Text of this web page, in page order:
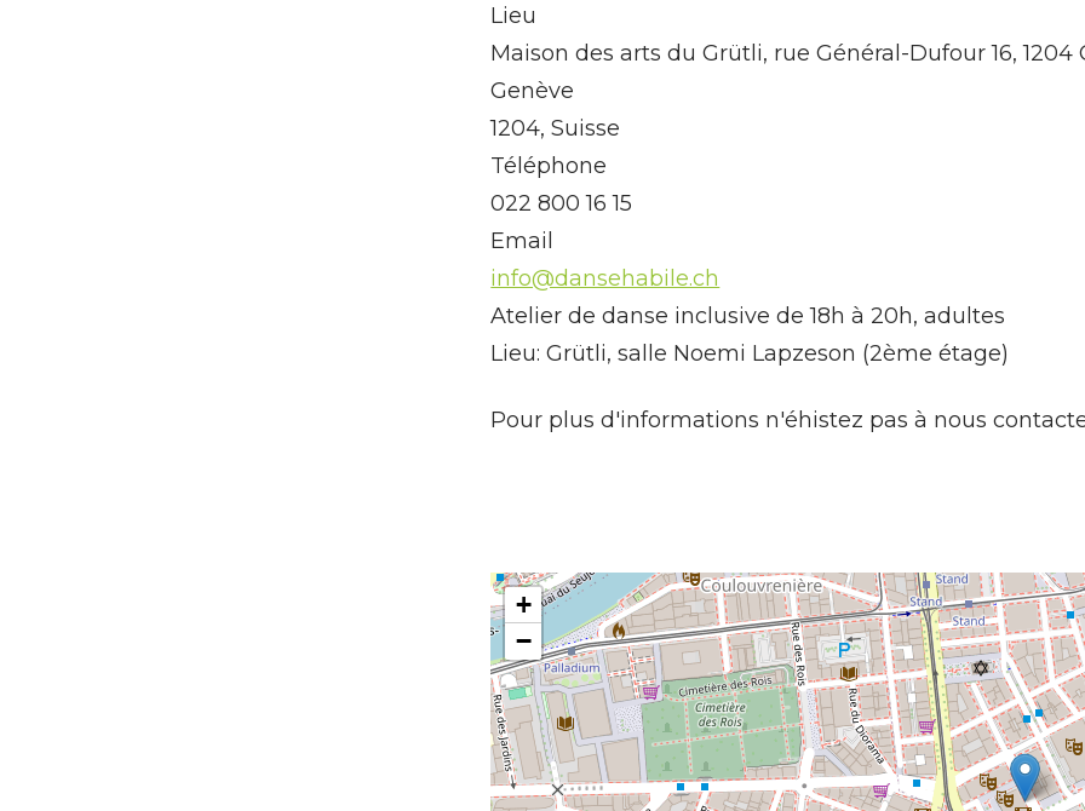
Lieu
Maison des arts du Grütli, rue Général-Dufour 16,
Genève
1204, Suisse
Téléphone
022 800 16 15
Email
info@dansehabile.ch
Atelier de danse inclusive de 18h à 20h, adultes
Lieu: Grütli, salle Noemi Lapzeson (2ème étage)
Pour plus d'informations n'éhistez pas à nous
+
−